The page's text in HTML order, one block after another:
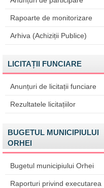
Rapoarte de monitorizare
Arhiva (Achiziții Publice)
LICITAȚII FUNCIARE
Anunțuri de licitații funciare
Rezultatele licitațiilor
BUGETUL MUNICIPIULUI
ORHEI
Bugetul municipiului Orhei
Raporturi privind executarea